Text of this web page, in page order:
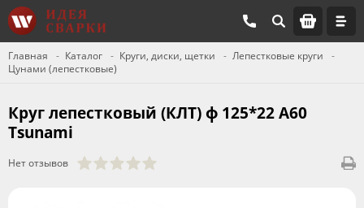
Главная Каталог Круги, диски, щетки
Лепестковые круги
Цунами (лепестковые)
Круг лепестковый (КЛТ) ф 125*22 А60
Tsunami
Нет отзывов